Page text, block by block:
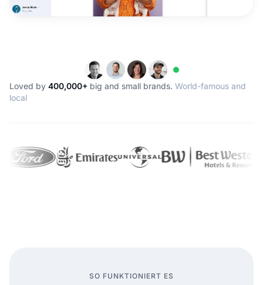
Loved by 400,000+ big and small brands. World-famous and
local
SO FUNKTIONIERT ES